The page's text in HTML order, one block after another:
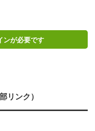
ンが必要です
リンク）